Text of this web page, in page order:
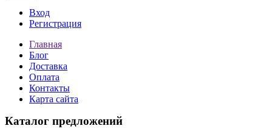
Вход
Регистрация
Главная
Блог
Доставка
Оплата
Контакты
Карта сайта
Каталог предложений